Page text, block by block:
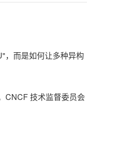
，而是如何让多种异构
CNCF 技术监督委员会